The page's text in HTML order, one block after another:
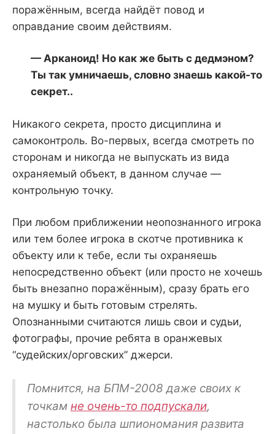
поражённым, всегда найдёт повод и
оправдание своим действиям.
— Арканоид! Но как же быть с дедмэном?
Ты так умничаешь, словно знаешь какой-то
секрет..
Никакого секрета, просто дисциплина и
самоконтроль. Во-первых, всегда смотреть по
сторонам и никогда не выпускать из вида
охраняемый объект, в данном случае —
контрольную точку.
При любом приближении неопознанного игрока
или тем более игрока в скотче противника к
объекту или к тебе, если ты охраняешь
непосредственно объект (или просто не хочешь
быть внезапно поражённым), сразу брать его
на мушку и быть готовым стрелять.
Опознанными считаются лишь свои и судьи,
фотографы, прочие ребята в оранжевых
“судейских/орговских” джерси.
Помнится, на БПМ-2008 даже своих к
точкам не очень-то подпускали,
настолько была шпиономания развита